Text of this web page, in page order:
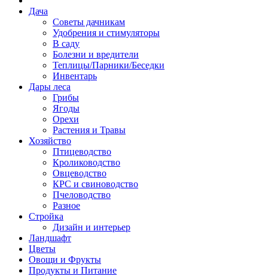
Дача
Советы дачникам
Удобрения и стимуляторы
В саду
Болезни и вредители
Теплицы/Парники/Беседки
Инвентарь
Дары леса
Грибы
Ягоды
Орехи
Растения и Травы
Хозяйство
Птицеводство
Кролиководство
Овцеводство
КРС и свиноводство
Пчеловодство
Разное
Стройка
Дизайн и интерьер
Ландшафт
Цветы
Овощи и Фрукты
Продукты и Питание